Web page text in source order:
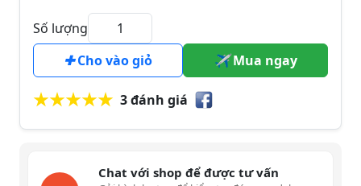
Số lượng
Cho vào giỏ
Mua ngay
3 đánh giá
Chat với shop để được tư vấn